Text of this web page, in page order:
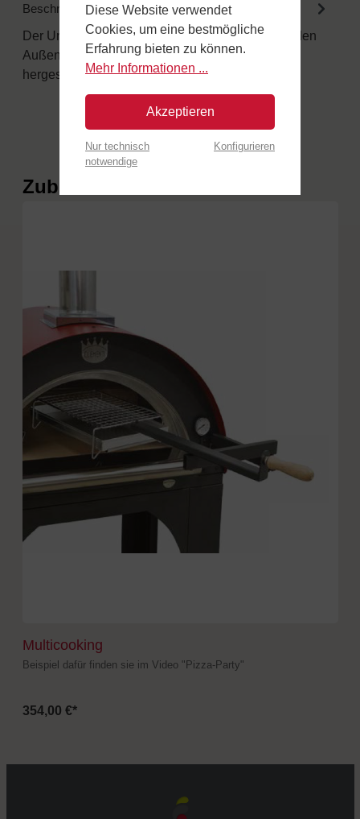
Beschreibung
Der Unterschied in den Details Alle Gasöfen für den
Außenbereich sind aus speziellen Materialien
hergestellt.…Mehr
Produktgalerie überspringen
Zubehör
Multicooking
Beispiel dafür finden sie im Video "Pizza-Party"
354,00 €*
Diese Website verwendet
Cookies, um eine bestmögliche
Erfahrung bieten zu können.
Mehr Informationen ...
Akzeptieren
Nur technisch
notwendige
Konfigurieren